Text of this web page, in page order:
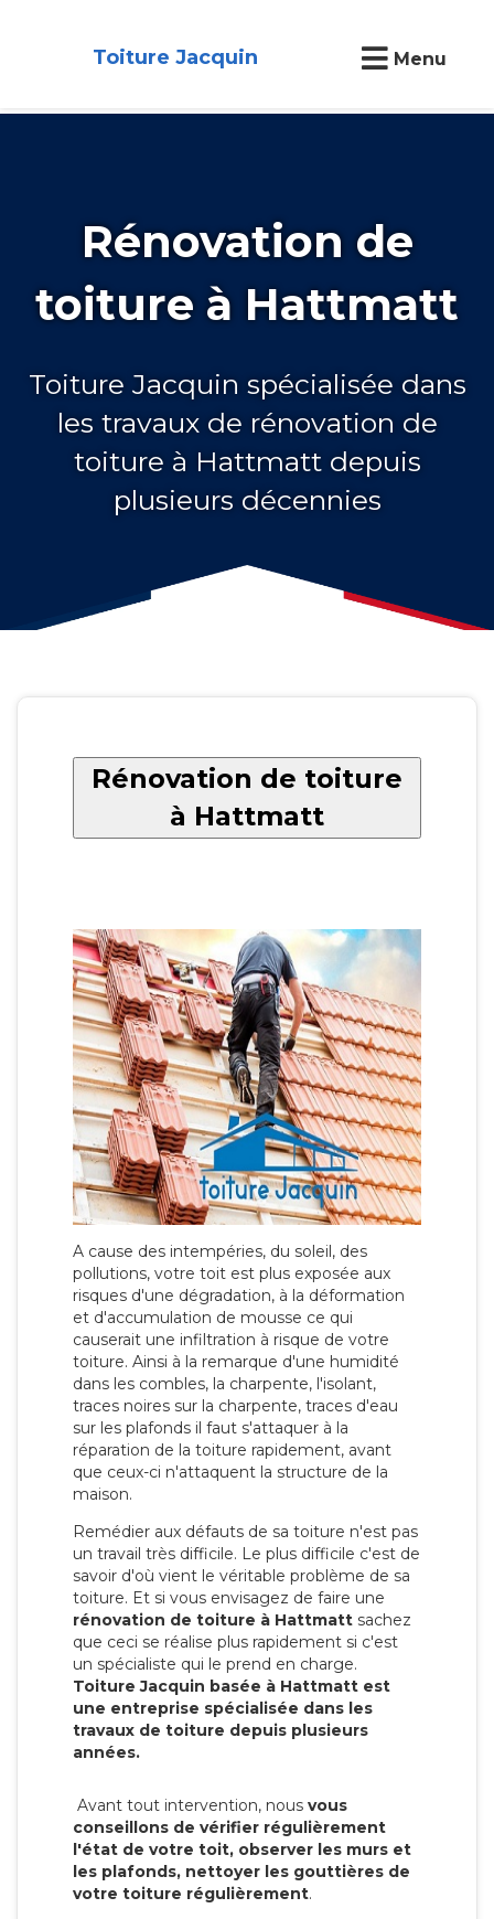
Toiture Jacquin Menu
Rénovation de
toiture à Hattmatt
Toiture Jacquin spécialisée dans
les travaux de rénovation de
toiture à Hattmatt depuis
plusieurs décennies
Rénovation de toiture
à Hattmatt
A cause des intempéries, du soleil, des
pollutions, votre toit est plus exposée aux
risques d'une dégradation, à la déformation
et d'accumulation de mousse ce qui
causerait une infiltration à risque de votre
toiture. Ainsi à la remarque d'une humidité
dans les combles, la charpente, l'isolant,
traces noires sur la charpente, traces d'eau
sur les plafonds il faut s'attaquer à la
réparation de la toiture rapidement, avant
que ceux-ci n'attaquent la structure de la
maison.
Remédier aux défauts de sa toiture n'est pas
un travail très difficile. Le plus difficile c'est de
savoir d'où vient le véritable problème de sa
toiture. Et si vous envisagez de faire une
rénovation de toiture à Hattmatt sachez
que ceci se réalise plus rapidement si c'est
un spécialiste qui le prend en charge.
Toiture Jacquin basée à Hattmatt est
une entreprise spécialisée dans les
travaux de toiture depuis plusieurs
années.
Avant tout intervention, nous vous
conseillons de vérifier régulièrement
l'état de votre toit, observer les murs et
les plafonds, nettoyer les gouttières de
votre toiture régulièrement.